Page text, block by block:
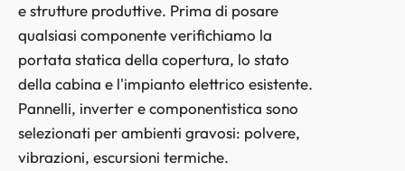
e strutture produttive. Prima di posare
qualsiasi componente verifichiamo la
portata statica della copertura, lo stato
della cabina e l'impianto elettrico esistente.
Pannelli, inverter e componentistica sono
selezionati per ambienti gravosi: polvere,
vibrazioni, escursioni termiche.